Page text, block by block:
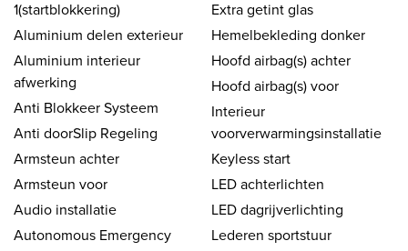
1(startblokkering)
Aluminium delen exterieur
Aluminium interieur
afwerking
Anti Blokkeer Systeem
Anti doorSlip Regeling
Armsteun achter
Armsteun voor
Audio installatie
Autonomous Emergency
Extra getint glas
Hemelbekleding donker
Hoofd airbag(s) achter
Hoofd airbag(s) voor
Interieur
voorverwarmingsinstallatie
Keyless start
LED achterlichten
LED dagrijverlichting
Lederen sportstuur